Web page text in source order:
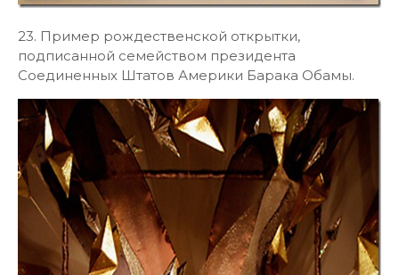
23. Пример рождественской открытки,
подписанной семейством президента
Соединенных Штатов Америки Барака Обамы.